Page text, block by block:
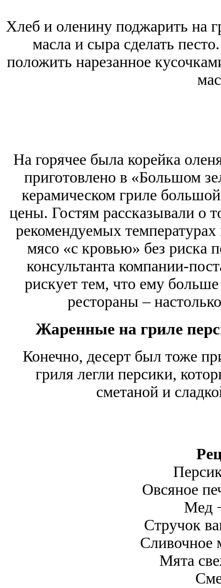
Хлеб и оленину поджарить на
масла и сыра сделать
положить нарезанное
На горячее была корейка
приготовлено в «Большом
керамическом гриле
цены. Гостям рассказывали о
рекомендуемых
мясо «с кровью» без риска
консультанта компании-
рискует тем, что ему больше
рестораны –
Жаренные на гриле
Конечно, десерт был тоже
гриля легли персики,
сметаной и
Овсяное
Мед
Стручок
Сливочное
Мята